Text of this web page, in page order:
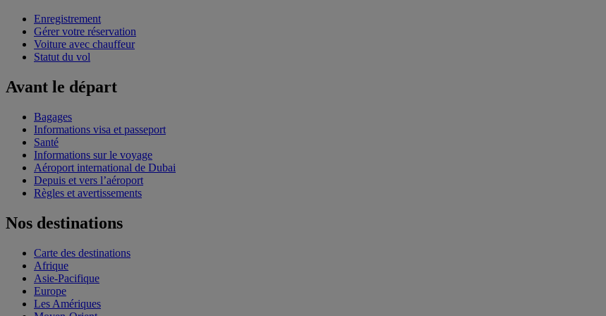
Enregistrement
Gérer votre réservation
Voiture avec chauffeur
Statut du vol
Avant le départ
Bagages
Informations visa et passeport
Santé
Informations sur le voyage
Aéroport international de Dubai
Depuis et vers l’aéroport
Règles et avertissements
Nos destinations
Carte des destinations
Afrique
Asie-Pacifique
Europe
Les Amériques